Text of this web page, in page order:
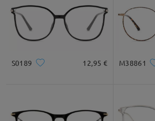
Recomendación de
S0189 12,95 € M38861